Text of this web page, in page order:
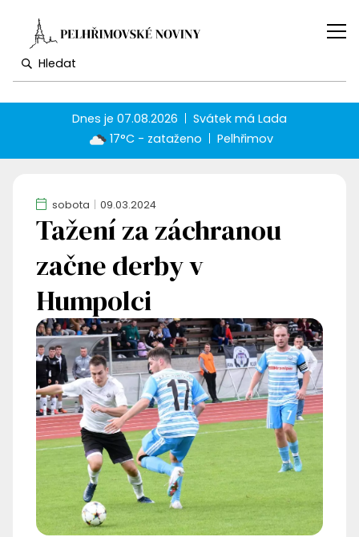
Dnes je07.08.2026 Svátek má Lada
17°C - zataženo
Pelhřimov
sobota 09.03.2024
Tažení za záchranou
začne derby v
Humpolci